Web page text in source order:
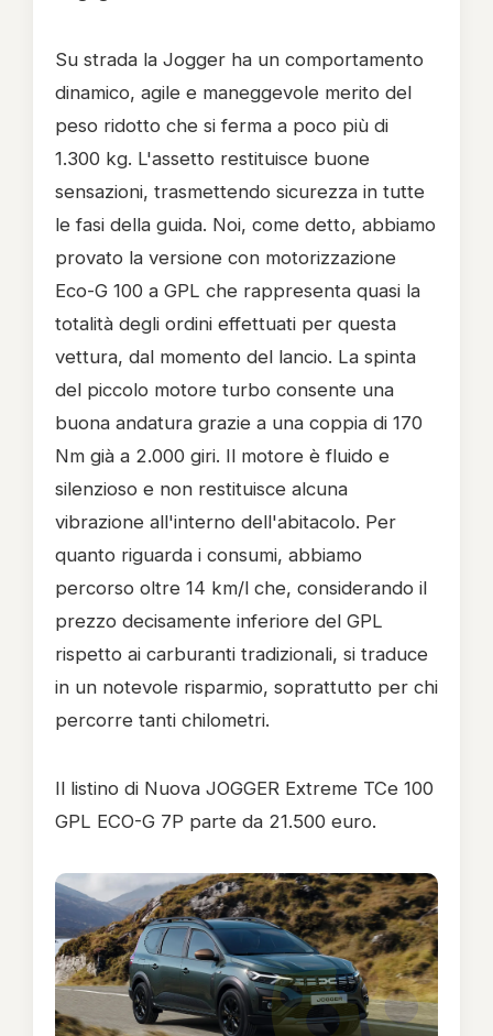
Su strada la Jogger ha un comportamento
dinamico, agile e maneggevole merito del
peso ridotto che si ferma a poco più di
1.300 kg. L'assetto restituisce buone
sensazioni, trasmettendo sicurezza in tutte
le fasi della guida. Noi, come detto, abbiamo
provato la versione con motorizzazione
Eco-G 100 a GPL che rappresenta quasi la
totalità degli ordini effettuati per questa
vettura, dal momento del lancio. La spinta
del piccolo motore turbo consente una
buona andatura grazie a una coppia di 170
Nm già a 2.000 giri. Il motore è fluido e
silenzioso e non restituisce alcuna
vibrazione all'interno dell'abitacolo. Per
quanto riguarda i consumi, abbiamo
percorso oltre 14 km/l che, considerando il
prezzo decisamente inferiore del GPL
rispetto ai carburanti tradizionali, si traduce
in un notevole risparmio, soprattutto per chi
percorre tanti chilometri.
Il listino di Nuova JOGGER Extreme TCe 100
GPL ECO-G 7P parte da 21.500 euro.